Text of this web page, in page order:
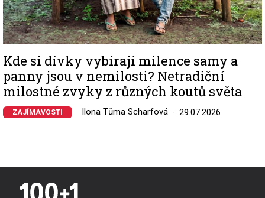
Kde si dívky vybírají milence samy a
panny jsou v nemilosti? Netradiční
milostné zvyky z různých koutů světa
ZAJÍMAVOSTI Ilona Tůma Scharfová 29.07.2026